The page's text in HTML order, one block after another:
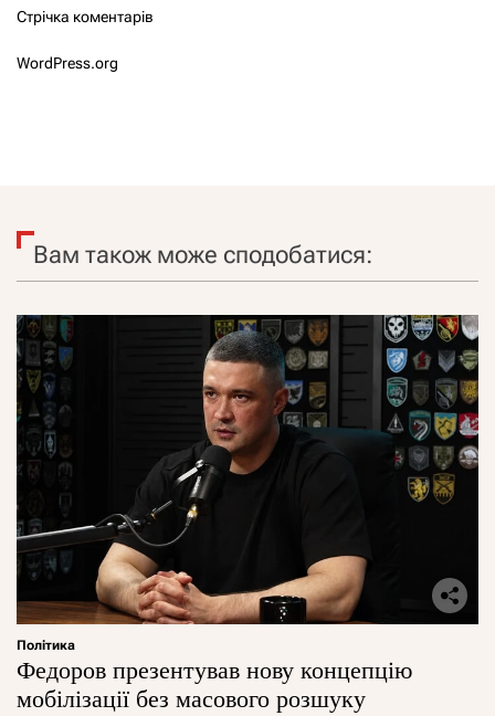
Стрічка коментарів
WordPress.org
Вам також може сподобатися:
Політика
Федоров презентував нову концепцію
мобілізації без масового розшуку